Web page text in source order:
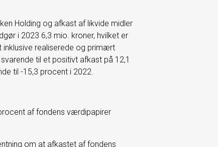
Holding og afkast af likvide midler
i 2023 6,3 mio. kroner, hvilket er
realiserede og primært
til et positivt afkast på 12,1
til -15,3 procent i 2022.
af fondens værdipapirer
om at afkastet af fondens